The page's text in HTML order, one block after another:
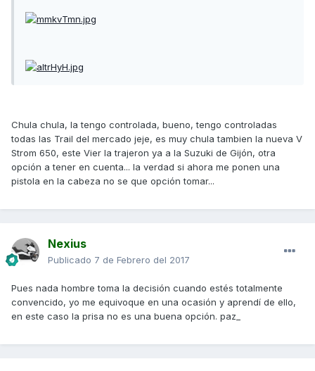
Chula chula, la tengo controlada, bueno, tengo controladas
todas las Trail del mercado jeje, es muy chula tambien la nueva V
Strom 650, este Vier la trajeron ya a la Suzuki de Gijón, otra
opción a tener en cuenta... la verdad si ahora me ponen una
pistola en la cabeza no se que opción tomar...
Nexius
Publicado 7 de Febrero del 2017
Pues nada hombre toma la decisión cuando estés totalmente
convencido, yo me equivoque en una ocasión y aprendí de ello,
en este caso la prisa no es una buena opción. paz_